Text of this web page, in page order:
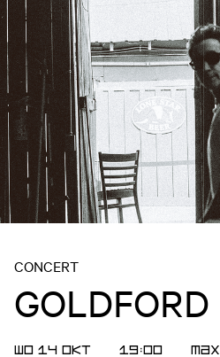
CONCERT
GOLDFORD
WO 14 OKT 19:00 MAX